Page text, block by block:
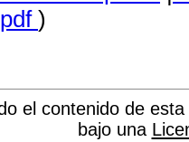
pdf )
el contenido de
bajo una